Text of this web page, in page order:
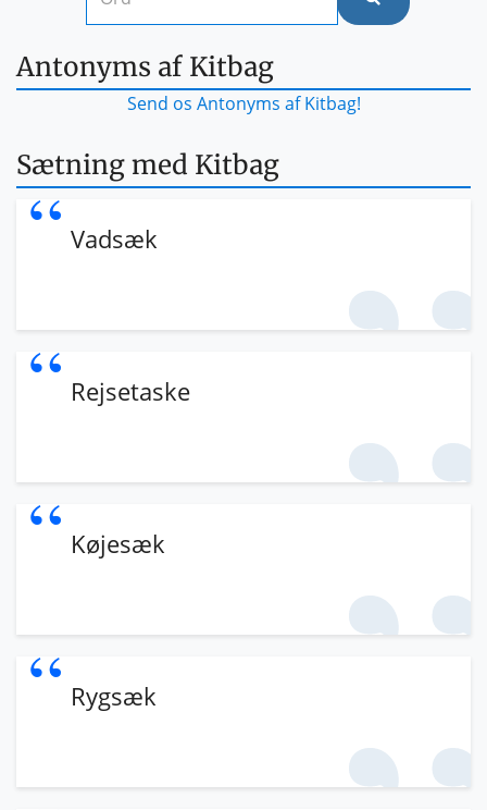
Antonyms af Kitbag
Send os Antonyms af Kitbag!
Sætning med Kitbag
Vadsæk
Rejsetaske
Køjesæk
Rygsæk